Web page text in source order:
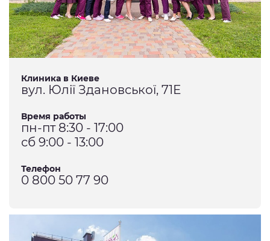
Клиника в Киеве
вул. Юлії Здановської, 71Е
Время работы
пн-пт 8:30 - 17:00
сб 9:00 - 13:00
Телефон
0 800 50 77 90